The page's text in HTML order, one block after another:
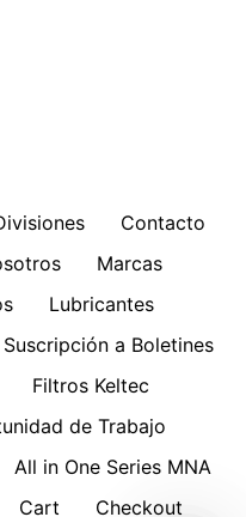
Contacto
Marcas
Lubricantes
Suscripción a Boletines
Filtros Keltec
de Trabajo
All in One Series MNA
Cart Checkout